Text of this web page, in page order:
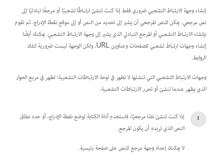
إنشاء وجهة الارتباط التشعبي ضروري فقط إذا كنت تنشئ ارتباطًا تشعبيًا أو مرجعًا تبادليًا إلى
نص مرجعي. يمكن للنص المرجعي أن يشير إلى تحديد من النص أو إلى موقع نقطة الإدراج. ثم تقوم
بإنشاء الارتباط التشعبي أو المرجع التبادلي الذي يشير إلى وجهة الارتباط التشعبي. يمكنك أيضًا
إنشاء وجهات ارتباط تشعبي للصفحات وعناوين URL، ولكن الوجهة ليست ضرورية لتلك
الروابط.
وجهات الارتباط التشعبي التي تنشئها لا تظهر في لوحة الارتباطات التشعبية؛ تظهر في مربع الحوار
الذي يظهر عندما تنشئ أو تحرر الارتباطات التشعبية.
إذا كنت تنشئ نصًا مرجعيًا، فاستخدم أداة الكتابة لوضع نقطة الإدراج، أو حدد نطاق
النص الذي تريده أن يكون المرجع.
لا يمكنك إعداد وجهة مرجع للنص على صفحة رئيسية.